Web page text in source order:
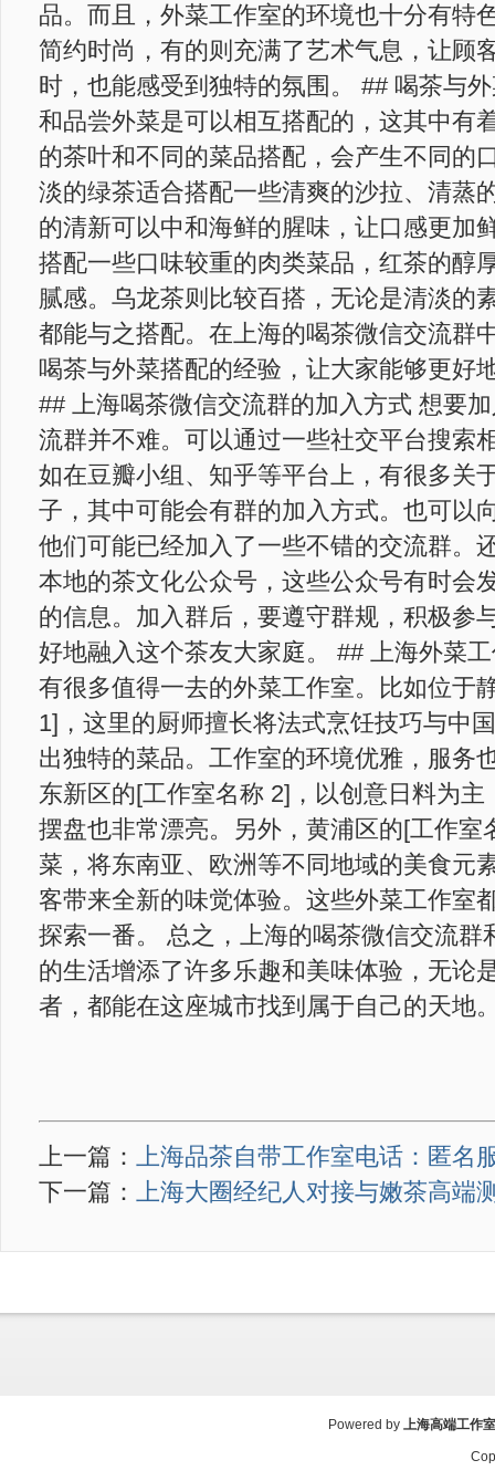
品。而且，外菜工作室的环境也十分有特
简约时尚，有的则充满了艺术气息，让顾
时，也能感受到独特的氛围。 ## 喝茶与
和品尝外菜是可以相互搭配的，这其中有
的茶叶和不同的菜品搭配，会产生不同的
淡的绿茶适合搭配一些清爽的沙拉、清蒸
的清新可以中和海鲜的腥味，让口感更加
搭配一些口味较重的肉类菜品，红茶的醇
腻感。乌龙茶则比较百搭，无论是清淡的
都能与之搭配。在上海的喝茶微信交流群
喝茶与外菜搭配的经验，让大家能够更好
## 上海喝茶微信交流群的加入方式 想要
流群并不难。可以通过一些社交平台搜索
如在豆瓣小组、知乎等平台上，有很多关
子，其中可能会有群的加入方式。也可以
他们可能已经加入了一些不错的交流群。
本地的茶文化公众号，这些公众号有时会
的信息。加入群后，要遵守群规，积极参
好地融入这个茶友大家庭。 ## 上海外菜
有很多值得一去的外菜工作室。比如位于
1]，这里的厨师擅长将法式烹饪技巧与中
出独特的菜品。工作室的环境优雅，服务
东新区的[工作室名称 2]，以创意日料为主
摆盘也非常漂亮。另外，黄浦区的[工作室
菜，将东南亚、欧洲等不同地域的美食元
客带来全新的味觉体验。这些外菜工作室
探索一番。 总之，上海的喝茶微信交流群
的生活增添了许多乐趣和美味体验，无论
者，都能在这座城市找到属于自己的天地
上一篇： 上海品茶自带工作室电话：匿名
下一篇： 上海大圈经纪人对接与嫩茶高端
Powered by 上海高端工作